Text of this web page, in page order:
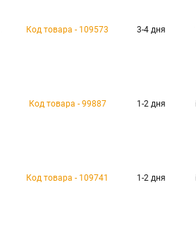
Код товара - 109573 3-4 дня
Код товара - 99887 1-2 дня
Код товара - 109741 1-2 дня